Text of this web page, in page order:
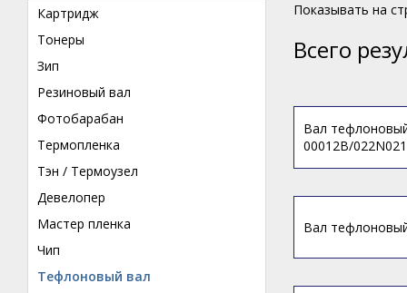
Картридж
Тонеры
Зип
Резиновый вал
Фотобарабан
Термопленка
Тэн / Термоузел
Девелопер
Мастер пленка
Чип
Тефлоновый вал
Показывать на
Всего
Вал
00012B/
Вал